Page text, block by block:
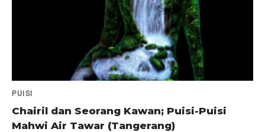
PUISI
Chairil dan Seorang Kawan; Puisi-Puisi
Mahwi Air Tawar (Tangerang)